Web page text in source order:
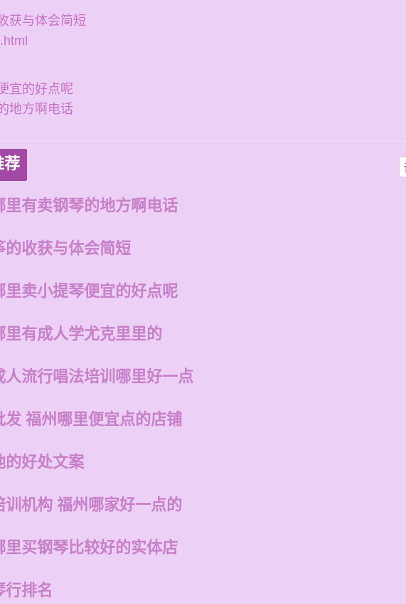
获与体会简短
宜的好点呢
地方啊电话
荐
里有卖钢琴的地方啊电话
的收获与体会简短
里卖小提琴便宜的好点呢
里有成人学尤克里里的
人流行唱法培训哪里好一点
发 福州哪里便宜点的店铺
的好处文案
训机构 福州哪家好一点的
里买钢琴比较好的实体店
行排名